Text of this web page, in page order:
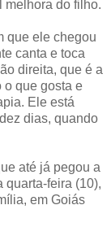
melhora do filho.
que ele chegou
canta e toca
direita, que é a
o que gosta e
Ele está
dias, quando
até já pegou a
quarta-feira (10),
em Goiás